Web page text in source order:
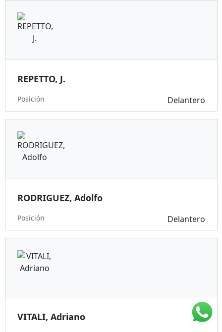
REPETTO, J.
Posición Delantero
RODRIGUEZ, Adolfo
Posición Delantero
VITALI, Adriano